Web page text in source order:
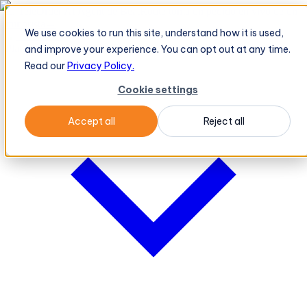
We use cookies to run this site, understand how it is used,
and improve your experience. You can opt out at any time.
Read ourPrivacy Policy.
Cookie settings
Accept all Reject all
El TeleOrder AI Agent de BeatRoute toma un pedido en vivo de un
PlataformaPlataforma